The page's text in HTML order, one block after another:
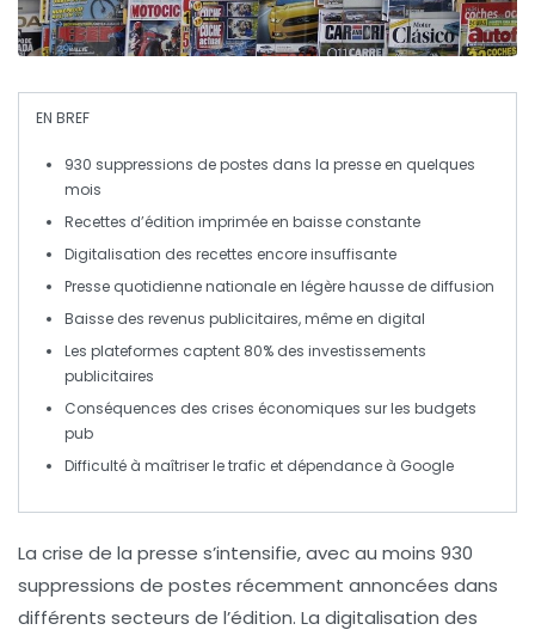
EN BREF
930 suppressions de postes dans la presse en quelques
mois
Recettes d’édition imprimée en baisse constante
Digitalisation des recettes encore insuffisante
Presse quotidienne nationale en légère hausse de diffusion
Baisse des revenus publicitaires, même en digital
Les plateformes captent 80% des investissements
publicitaires
Conséquences des crises économiques sur les budgets
pub
Difficulté à maîtriser le trafic et dépendance à Google
La crise de la presse s’intensifie, avec au moins 930
suppressions de postes récemment annoncées dans
différents secteurs de l’édition. La digitalisation des